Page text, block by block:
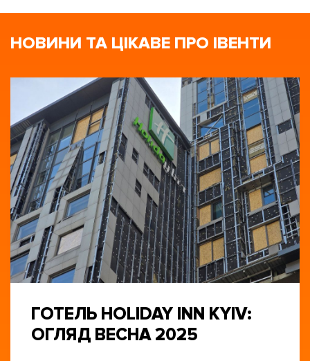
НОВИНИ ТА ЦІКАВЕ ПРО ІВЕНТИ
ГОТЕЛЬ HOLIDAY INN KYIV:
ОГЛЯД ВЕСНА 2025